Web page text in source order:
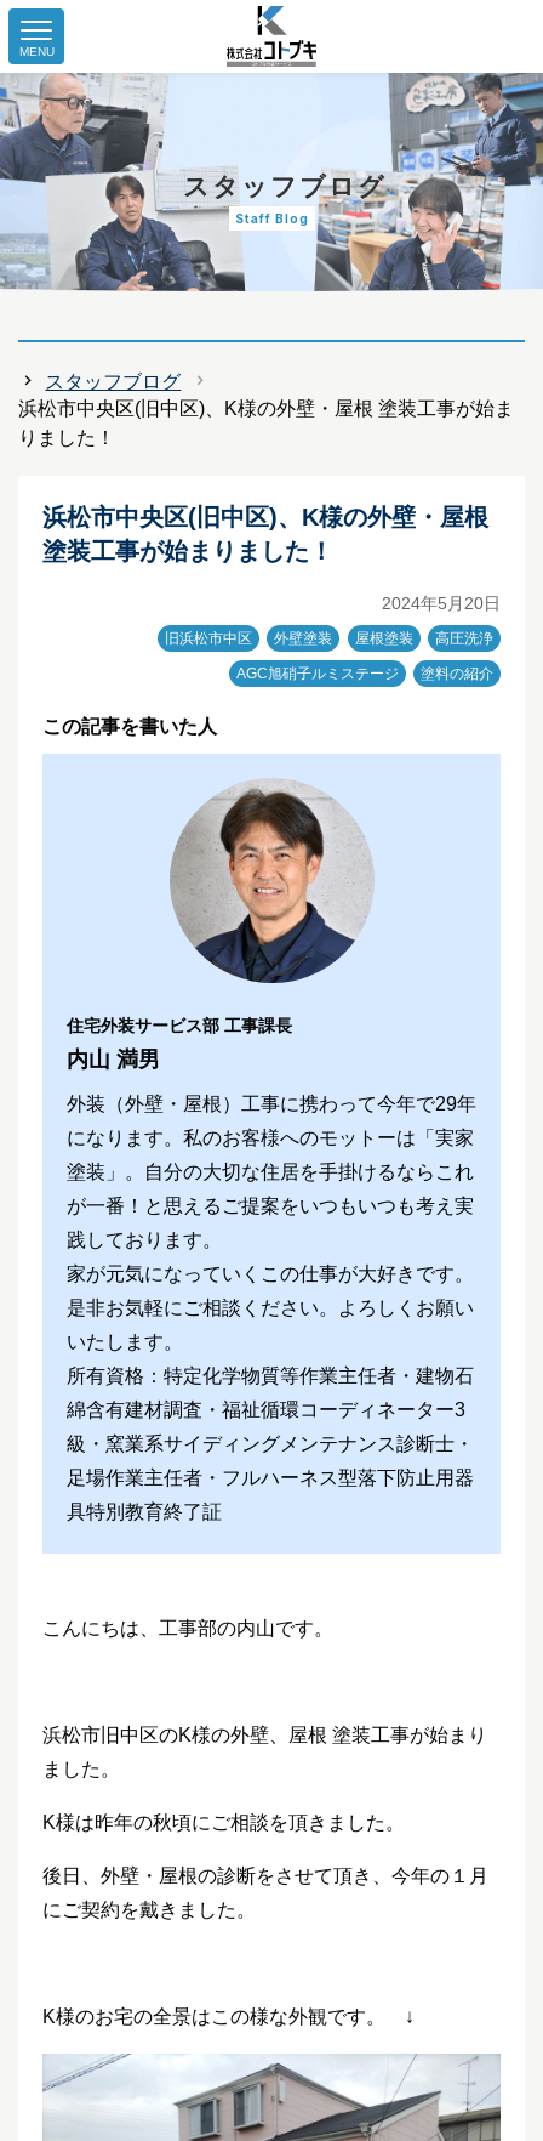
MENU
スタッフブログ
Staff Blog
スタッフブログ
浜松市中央区(旧中区)、K様の外壁・屋根 塗装工事が始ま
りました！
浜松市中央区(旧中区)、K様の外壁・屋根
塗装工事が始まりました！
2024年5月20日
旧浜松市中区 外壁塗装 屋根塗装 高圧洗浄
AGC旭硝子ルミステージ 塗料の紹介
この記事を書いた人
住宅外装サービス部 工事課長
内山 満男
外装（外壁・屋根）工事に携わって今年で29年
になります。私のお客様へのモットーは「実家
塗装」。自分の大切な住居を手掛けるならこれ
が一番！と思えるご提案をいつもいつも考え実
践しております。
家が元気になっていくこの仕事が大好きです。
是非お気軽にご相談ください。よろしくお願い
いたします。
所有資格：特定化学物質等作業主任者・建物石
綿含有建材調査・福祉循環コーディネーター3
級・窯業系サイディングメンテナンス診断士・
足場作業主任者・フルハーネス型落下防止用器
具特別教育終了証
こんにちは、工事部の内山です。
浜松市旧中区のK様の外壁、屋根 塗装工事が始まり
ました。
K様は昨年の秋頃にご相談を頂きました。
後日、外壁・屋根の診断をさせて頂き、今年の１月
にご契約を戴きました。
K様のお宅の全景はこの様な外観です。 ↓